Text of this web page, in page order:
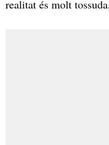
realitat és molt